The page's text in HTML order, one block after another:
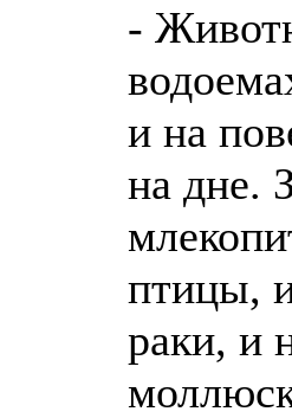
-
и на
на дне.
птицы,
раки, и